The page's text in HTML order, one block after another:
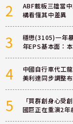
2
ABF載板三雄當
構看懂其中差異
3
穩懋(3105)一年
年EPS基本面：
4
中國自行車代工
美利達同步調整
5
「買群創身心受
國巨正在重演2年